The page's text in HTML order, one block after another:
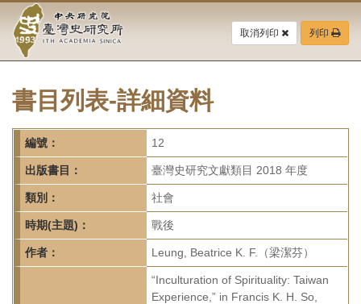
要
中
央
研
究
院-
臺
灣
史
研
取消列印 列印
書目列表-詳細資料
編號： 12
出版書目： 臺灣史研究文獻類目 2018 年度
類別： 社會
時期(主題)： 戰後
作者： Leung, Beatrice K. F.（梁潔芬）
“Inculturation of Spirituality: Taiwan
Experience,” in Francis K. H. So,